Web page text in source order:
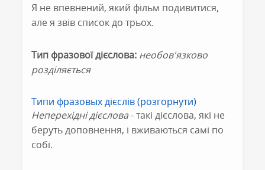
Я не впевнений, який фільм подивитися,
але я звів список до трьох.
Тип фразової дієслова: необов'язково
розділяється
Типи фразовых дієслів (розгорнути)
Неперехідні дієслова- такі дієслова, які не
беруть доповнення, і вживаються самі по
собі.